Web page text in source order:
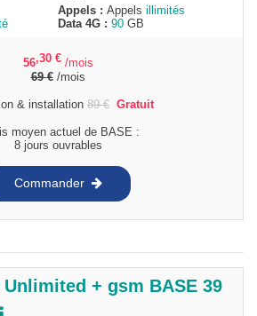
Appels : Appels illimités
Data 4G : 90 GB
56,30 € /mois
69€/mois
& installation 89€ Gratuit
moyen actuel de BASE :
8 jours ouvrables
Commander
+ gsm BASE 39